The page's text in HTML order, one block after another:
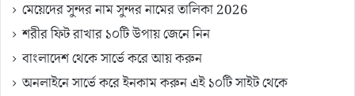
মেয়েদের সুন্দর নাম সুন্দর নামের তালিকা 2026
শরীর ফিট রাখার ১০টি উপায় জেনে নিন
বাংলাদেশ থেকে সার্ভে করে আয় করুন
অনলাইনে সার্ভে করে ইনকাম করুন এই ১০টি সাইট থেকে